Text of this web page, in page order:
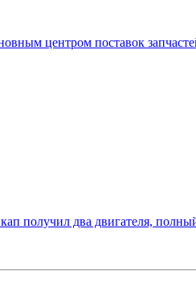
центром поставок
получил два двигателя,